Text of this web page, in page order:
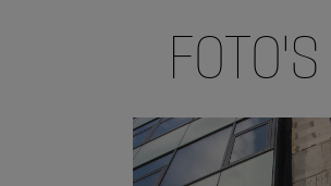
FOTO'S